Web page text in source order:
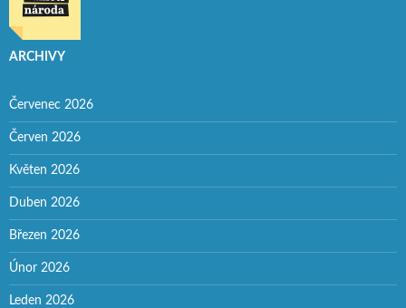
ARCHIVY
Červenec 2026
Červen 2026
Květen 2026
Duben 2026
Březen 2026
Únor 2026
Leden 2026